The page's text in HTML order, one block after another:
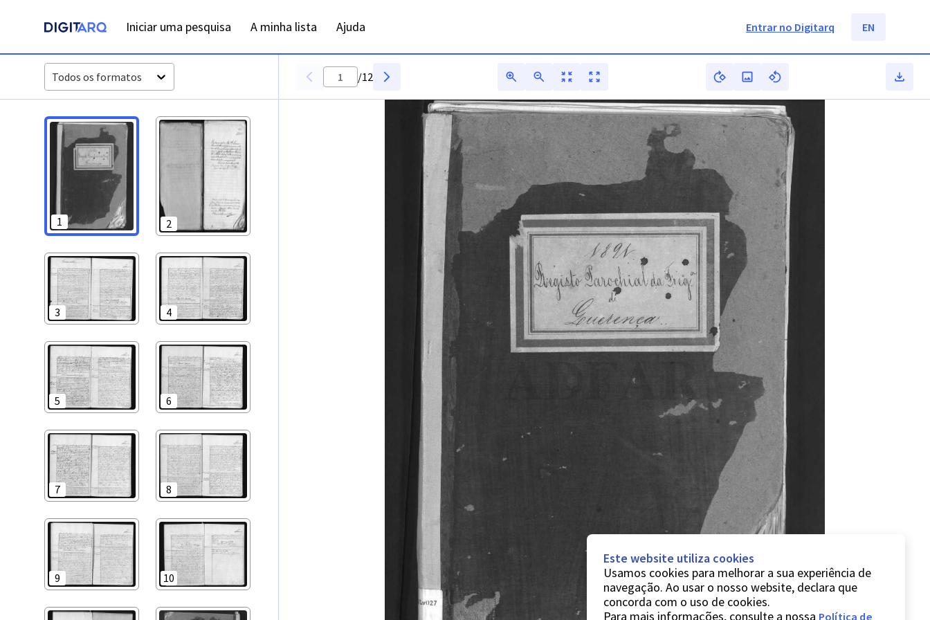
Iniciar uma pesquisa A minha lista Ajuda Entrar no Digitarq EN
Todos os formatos
1 2
3 4
5 6
7 8
9 10
/12
Este website utiliza cookies
Usamos cookies para melhorar a sua experiência de
navegação. Ao usar o nosso website, declara que
concorda com o uso de cookies.
Para mais informações, consulte a nossa Política de